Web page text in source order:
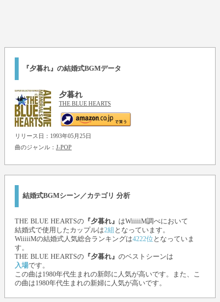
『夕暮れ』の結婚式BGMデータ
夕暮れ
THE BLUE HEARTS
リリース日：1993年05月25日
曲のジャンル： J-POP
結婚式BGMシーン／カテゴリ 分析
THE BLUE HEARTSの『夕暮れ』 はWiiiiiM調べにおいて
結婚式で使用したカップルは2組 となっています。
WiiiiiMの結婚式人気総合ランキングは4222位 となっていま
す。
THE BLUE HEARTSの『夕暮れ』 のベストシーンは
入場です。
この曲は1980年代生まれの新郎に人気が高いです。また、こ
の曲は1980年代生まれの新婦に人気が高いです。